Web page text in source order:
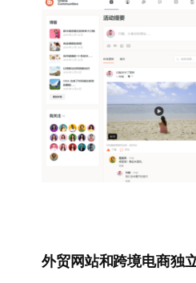
外贸网站和跨境电商独